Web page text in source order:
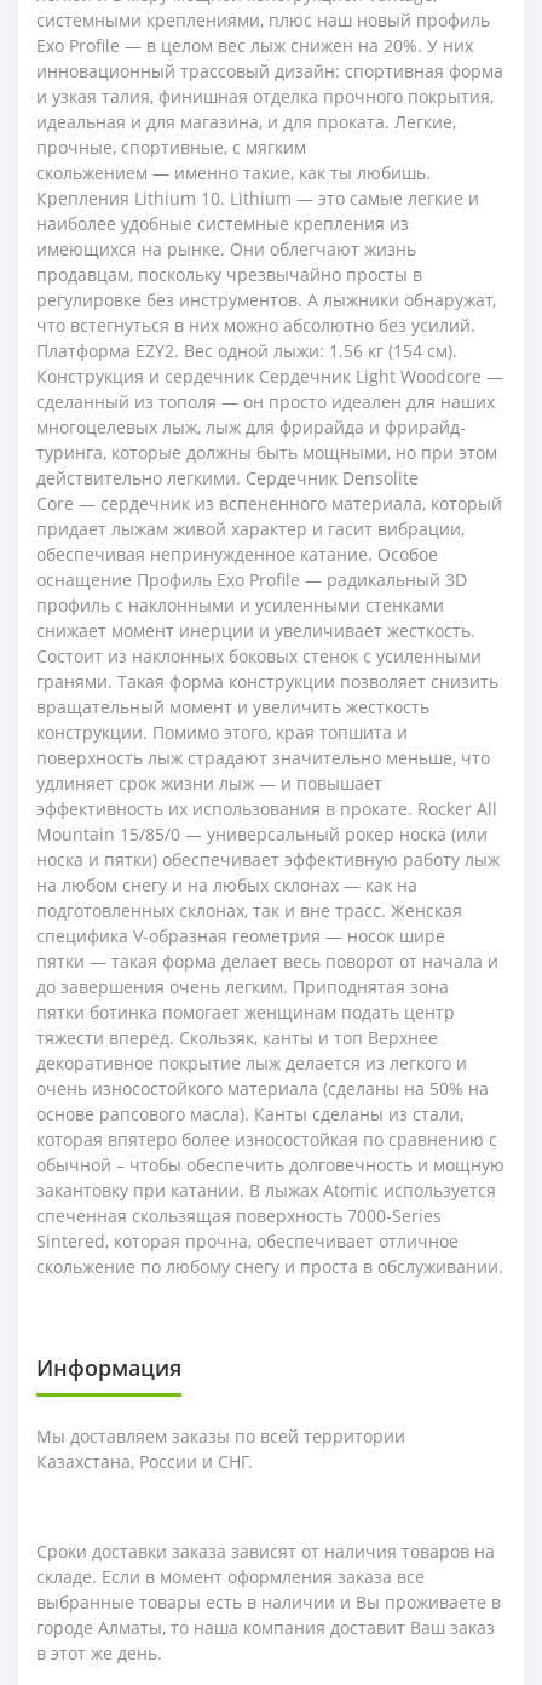
системными креплениями, плюс наш новый профиль
Exo Profile — в целом вес лыж снижен на 20%. У них
инновационный трассовый дизайн: спортивная форма
и узкая талия, финишная отделка прочного покрытия,
идеальная и для магазина, и для проката. Легкие,
прочные, спортивные, с мягким
скольжением — именно такие, как ты любишь.
Крепления Lithium 10. Lithium — это самые легкие и
наиболее удобные системные крепления из
имеющихся на рынке. Они облегчают жизнь
продавцам, поскольку чрезвычайно просты в
регулировке без инструментов. А лыжники обнаружат,
что встегнуться в них можно абсолютно без усилий.
Платформа EZY2. Вес одной лыжи: 1.56 кг (154 см).
Конструкция и сердечник Сердечник Light Woodcore —
сделанный из тополя — он просто идеален для наших
многоцелевых лыж, лыж для фрирайда и фрирайд-
туринга, которые должны быть мощными, но при этом
действительно легкими. Сердечник Densolite
Core — cердечник из вспененного материала, который
придает лыжам живой характер и гасит вибрации,
обеспечивая непринужденное катание. Особое
оснащение Профиль Exo Profile — радикальный 3D
профиль с наклонными и усиленными стенками
снижает момент инерции и увеличивает жесткость.
Состоит из наклонных боковых стенок с усиленными
гранями. Такая форма конструкции позволяет снизить
вращательный момент и увеличить жесткость
конструкции. Помимо этого, края топшита и
поверхность лыж страдают значительно меньше, что
удлиняет срок жизни лыж — и повышает
эффективность их использования в прокате. Rocker All
Mountain 15/85/0 — универсальный рокер носка (или
носка и пятки) обеспечивает эффективную работу лыж
на любом снегу и на любых склонах — как на
подготовленных склонах, так и вне трасс. Женская
специфика V-образная геометрия — носок шире
пятки — такая форма делает весь поворот от начала и
до завершения очень легким. Приподнятая зона
пятки ботинка помогает женщинам подать центр
тяжести вперед. Скользяк, канты и топ Верхнее
декоративное покрытие лыж делается из легкого и
очень износостойкого материала (сделаны на 50% на
основе рапсового масла). Канты сделаны из стали,
которая впятеро более износостойкая по сравнению с
обычной – чтобы обеспечить долговечность и мощную
закантовку при катании. В лыжах Atomic используется
спеченная скользящая поверхность 7000-Series
Sintered, которая прочна, обеспечивает отличное
скольжение по любому снегу и проста в обслуживании.
Информация
Мы доставляем заказы по всей территории
Казахстана, России и СНГ.
Сроки доставки заказа зависят от наличия товаров на
складе. Если в момент оформления заказа все
выбранные товары есть в наличии и Вы проживаете в
городе Алматы, то наша компания доставит Ваш заказ
в этот же день.